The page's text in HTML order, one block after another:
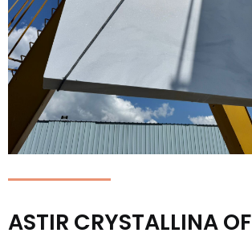
ASTIR CRYSTALLINA OF